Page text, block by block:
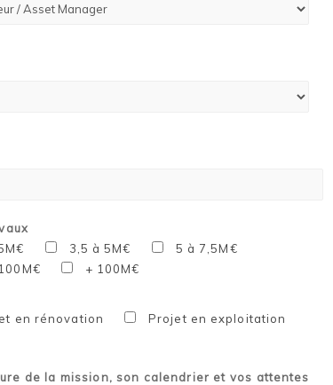
3,5 à 5M€
5 à 7,5M€
+ 100M€
en rénovation
Projet en exploitation
de la mission, son calendrier et vos attentes